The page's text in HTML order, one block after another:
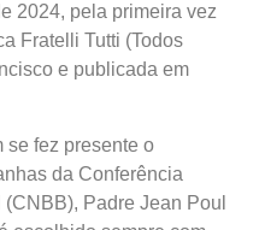
2024, pela primeira vez
Fratelli Tutti (Todos
e publicada em
se fez presente o
da Conferência
Padre Jean Poul